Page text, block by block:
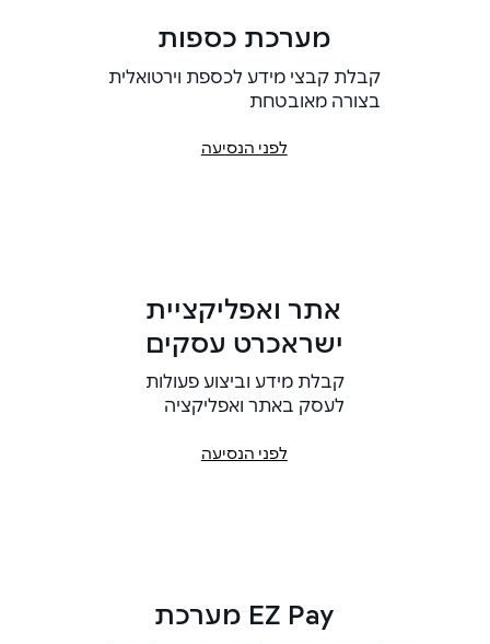
מערכת כספות
קבלת קבצי מידע לכספת וירטואלית
בצורה מאובטחת
לפני הנסיעה
אתר ואפליקציית
ישראכרט עסקים
קבלת מידע וביצוע פעולות
לעסק באתר ואפליקציה
לפני הנסיעה
מערכת EZ Pay